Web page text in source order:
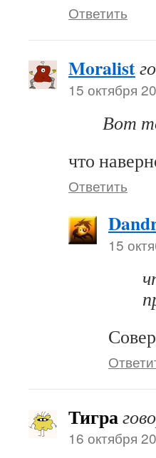
Ответить
Moralist
15 октября
Вот
что
Ответить
15
Тигра
16 октября